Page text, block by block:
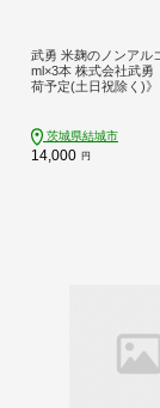
武勇 米麹のノンアル
ml×3本 株式会社武勇
荷予定(土日祝除く)》 糖類・保存料
甘酒 健康 朝ごはん【
り】---
茨城県結城市
14,000 円